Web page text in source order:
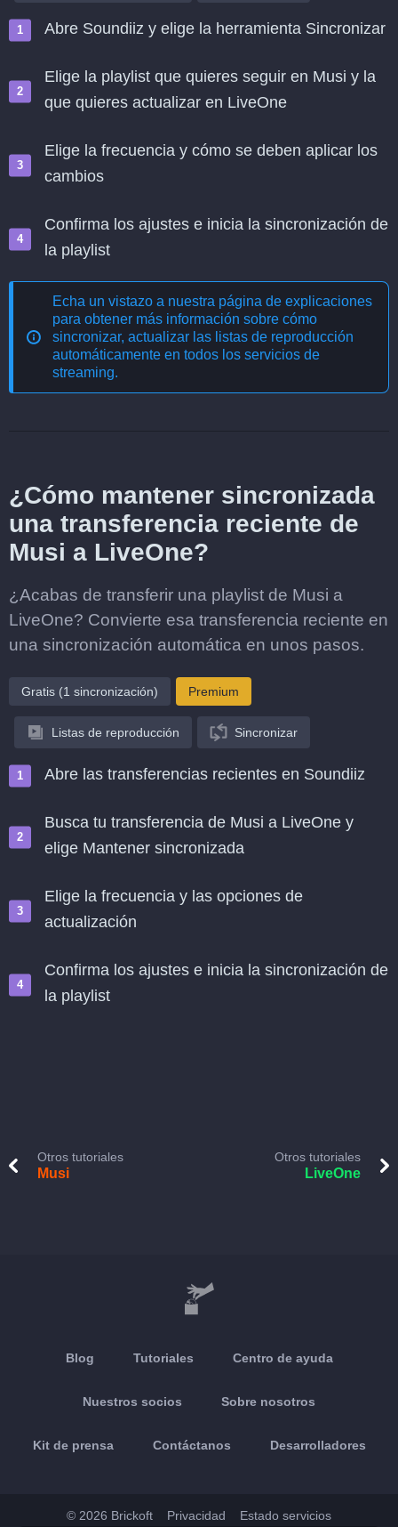
Abre Soundiiz y elige la herramienta Sincronizar
Elige la playlist que quieres seguir en Musi y la
que quieres actualizar en LiveOne
Elige la frecuencia y cómo se deben aplicar los
cambios
Confirma los ajustes e inicia la sincronización de
la playlist
Echa un vistazo a nuestra página de explicaciones
para obtener más información sobre cómo
sincronizar, actualizar las listas de reproducción
automáticamente en todos los servicios de
streaming.
¿Cómo mantener sincronizada
una transferencia reciente de
Musi a LiveOne?
¿Acabas de transferir una playlist de Musi a
LiveOne? Convierte esa transferencia reciente en
una sincronización automática en unos pasos.
Gratis (1 sincronización) Premium
Listas de reproducción Sincronizar
Abre las transferencias recientes en Soundiiz
Busca tu transferencia de Musi a LiveOne y
elige Mantener sincronizada
Elige la frecuencia y las opciones de
actualización
Confirma los ajustes e inicia la sincronización de
la playlist
Otros tutoriales
Musi
Otros tutoriales
LiveOne
Blog Tutoriales Centro de ayuda
Nuestros socios Sobre nosotros
Kit de prensa Contáctanos Desarrolladores
© 2026 Brickoft Privacidad Estado servicios